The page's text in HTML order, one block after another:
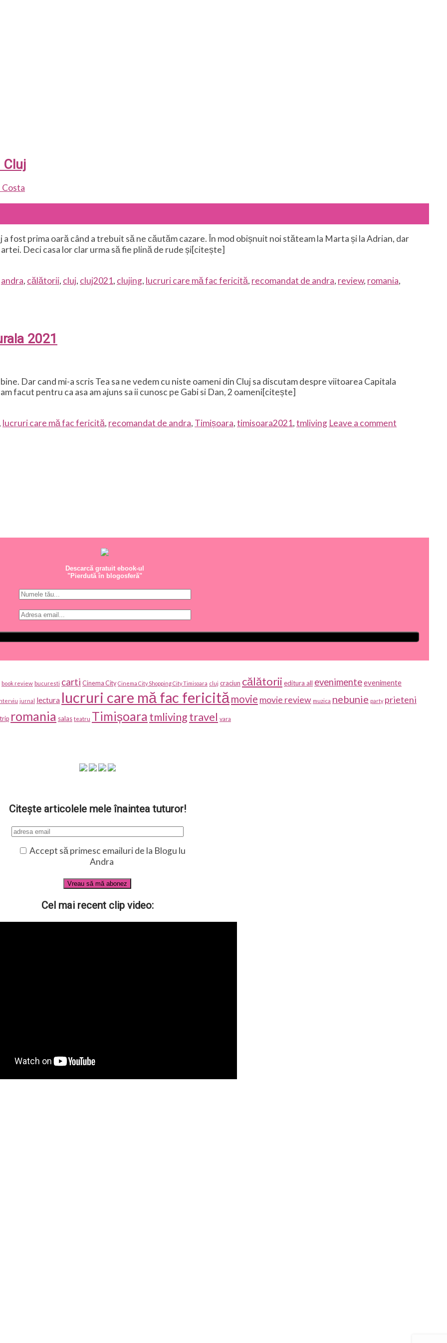
Cluj
fost prima oară când a trebuit să ne căutăm cazare. În mod obișnuit noi stăteam la Marta și la Adrian, dar
Deci casa lor clar urma să fie plină de rude și[citește]
andra, călătorii, cluj, cluj2021, clujing, lucruri care mă fac fericită, recomandat de andra, review, romania,
2021
Dar cand mi-a scris Tea sa ne vedem cu niste oameni din Cluj sa discutam despre viitoarea Capitala
facut pentru ca asa am ajuns sa ii cunosc pe Gabi si Dan, 2 oameni[citește]
lucruri care mă fac fericită, recomandat de andra, Timișoara,timisoara2021,tmliving Leave a comment
Descarcă gratuit ebook-ul
"Pierdută în blogosferă"
book review bucuresti carti Cinema City Cinema City Shopping City Timisoara cluj craciun călătorii editura all evenimenteevenimente
jurnal lectura lucruri care mă fac fericitămovie movie review muzica nebunie party prieteni
romania salas teatru Timișoara tmlivingtravel vara
Citește articolele mele înaintea tuturor!
Accept să primesc emailuri de la Blogu lu
Andra
Cel mai recent clip video: